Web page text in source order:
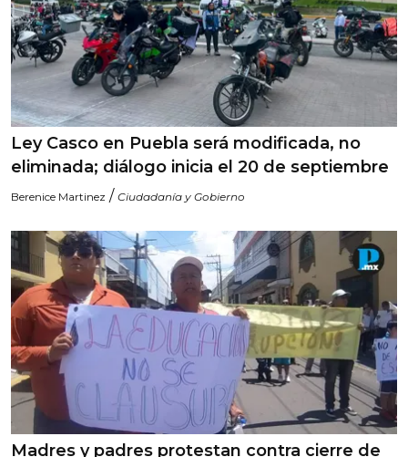
Ley Casco en Puebla será modificada, no
eliminada; diálogo inicia el 20 de septiembre
Berenice Martinez / Ciudadanía y Gobierno
Madres y padres protestan contra cierre de